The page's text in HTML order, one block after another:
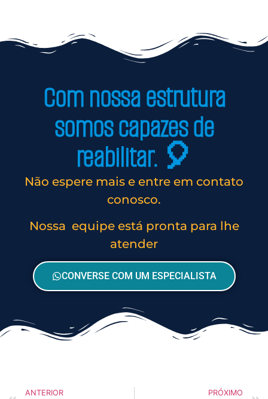
Com nossa estrutura
somos capazes de
reabilitar. 🎈
Não espere mais e entre em contato
conosco.
Nossa equipe está pronta para lhe
atender
CONVERSE COM UM ESPECIALISTA
ANTERIOR PRÓXIMO